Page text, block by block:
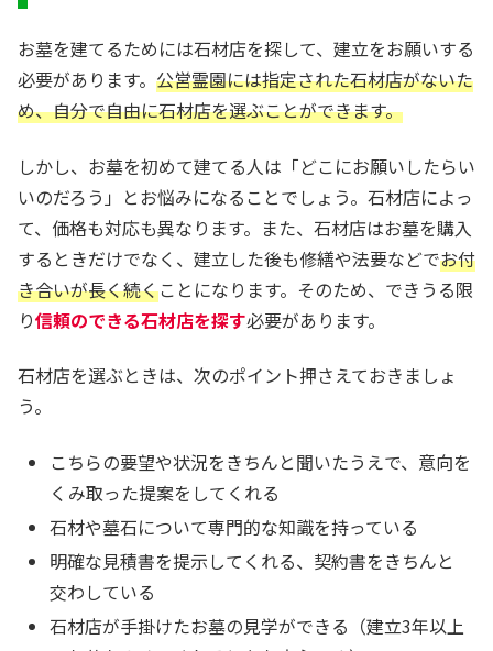
お墓を建てるためには石材店を探して、建立をお願いする
必要があります。 公営霊園には指定された石材店がないた
め、自分で自由に石材店を選ぶことができます。
しかし、お墓を初めて建てる人は「どこにお願いしたらい
いのだろう」とお悩みになることでしょう。石材店によっ
て、価格も対応も異なります。また、石材店はお墓を購入
するときだけでなく、建立した後も修繕や法要などでお付
き合いが長く続くことになります。そのため、できうる限
り信頼のできる石材店を探す必要があります。
石材店を選ぶときは、次のポイント押さえておきましょ
う。
こちらの要望や状況をきちんと聞いたうえで、意向を
くみ取った提案をしてくれる
石材や墓石について専門的な知識を持っている
明確な見積書を提示してくれる、契約書をきちんと
交わしている
石材店が手掛けたお墓の見学ができる（建立3年以上